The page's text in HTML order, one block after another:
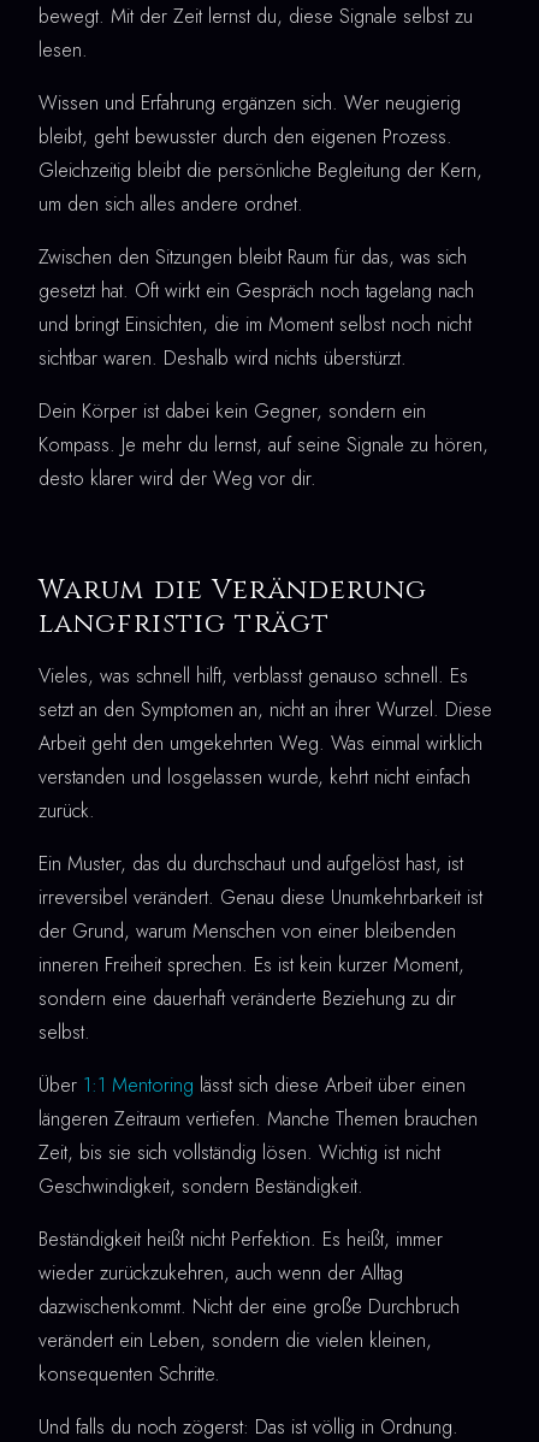
bewegt. Mit der Zeit lernst du, diese Signale selbst zu
lesen.
Wissen und Erfahrung ergänzen sich. Wer neugierig
bleibt, geht bewusster durch den eigenen Prozess.
Gleichzeitig bleibt die persönliche Begleitung der Kern,
um den sich alles andere ordnet.
Zwischen den Sitzungen bleibt Raum für das, was sich
gesetzt hat. Oft wirkt ein Gespräch noch tagelang nach
und bringt Einsichten, die im Moment selbst noch nicht
sichtbar waren. Deshalb wird nichts überstürzt.
Dein Körper ist dabei kein Gegner, sondern ein
Kompass. Je mehr du lernst, auf seine Signale zu hören,
desto klarer wird der Weg vor dir.
Warum die Veränderung
langfristig trägt
Vieles, was schnell hilft, verblasst genauso schnell. Es
setzt an den Symptomen an, nicht an ihrer Wurzel. Diese
Arbeit geht den umgekehrten Weg. Was einmal wirklich
verstanden und losgelassen wurde, kehrt nicht einfach
zurück.
Ein Muster, das du durchschaut und aufgelöst hast, ist
irreversibel verändert. Genau diese Unumkehrbarkeit ist
der Grund, warum Menschen von einer bleibenden
inneren Freiheit sprechen. Es ist kein kurzer Moment,
sondern eine dauerhaft veränderte Beziehung zu dir
selbst.
Über 1:1 Mentoring lässt sich diese Arbeit über einen
längeren Zeitraum vertiefen. Manche Themen brauchen
Zeit, bis sie sich vollständig lösen. Wichtig ist nicht
Geschwindigkeit, sondern Beständigkeit.
Beständigkeit heißt nicht Perfektion. Es heißt, immer
wieder zurückzukehren, auch wenn der Alltag
dazwischenkommt. Nicht der eine große Durchbruch
verändert ein Leben, sondern die vielen kleinen,
konsequenten Schritte.
Und falls du noch zögerst: Das ist völlig in Ordnung.